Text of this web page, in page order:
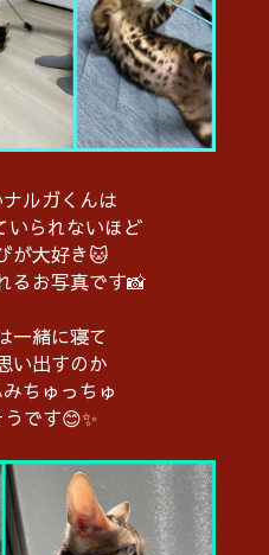
ルガくんは
いられないほど
が大好き🐱
るお写真です📸
一緒に寝て
い出すのか
ちゅっちゅ
です😊✨